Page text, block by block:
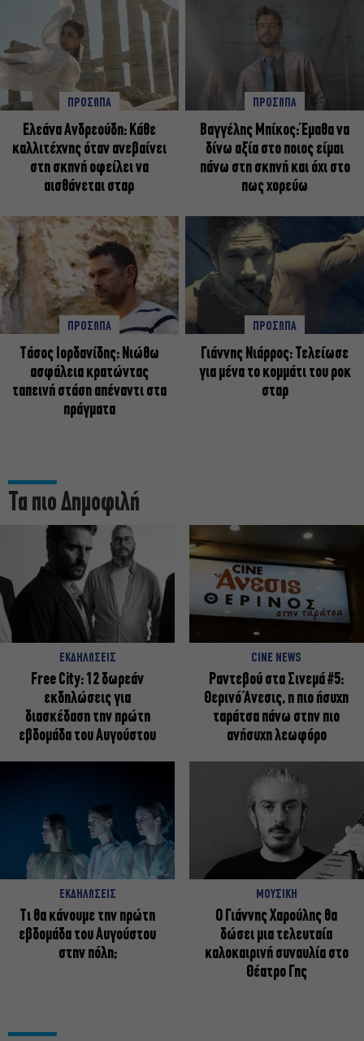
ΠΡΟΣΩΠΑ
Ελεάνα Ανδρεούδη: Κάθε
καλλιτέχνης όταν ανεβαίνει
στη σκηνή οφείλει να
αισθάνεται σταρ
ΠΡΟΣΩΠΑ
Βαγγέλης Μπίκος: Έμαθα να
δίνω αξία στο ποιος είμαι
πάνω στη σκηνή και όχι στο
πως χορεύω
ΠΡΟΣΩΠΑ
Tάσος Ιορδανίδης: Νιώθω
ασφάλεια κρατώντας
ταπεινή στάση απέναντι στα
πράγματα
ΠΡΟΣΩΠΑ
Γιάννης Νιάρρος: Τελείωσε
για μένα το κομμάτι του ροκ
σταρ
Τα πιο Δημοφιλή
ΕΚΔΗΛΩΣΕΙΣ
Free City: 12 δωρεάν
εκδηλώσεις για
διασκέδαση την πρώτη
εβδομάδα του Αυγούστου
CINE NEWS
Ραντεβού στα Σινεμά #5:
Θερινό Άνεσις, η πιο ήσυχη
ταράτσα πάνω στην πιο
ανήσυχη λεωφόρο
ΕΚΔΗΛΩΣΕΙΣ
Τι θα κάνουμε την πρώτη
εβδομάδα του Αυγούστου
στην πόλη;
ΜΟΥΣΙΚΗ
Ο Γιάννης Χαρούλης θα
δώσει μια τελευταία
καλοκαιρινή συναυλία στο
Θέατρο Γης